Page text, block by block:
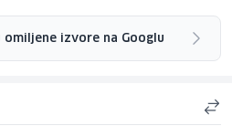
omiljene izvore na Googlu